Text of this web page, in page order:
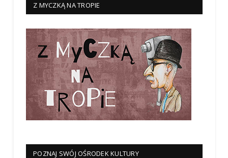
Z MYCZKĄ NA TROPIE
POZNAJ SWÓJ OŚRODEK KULTURY